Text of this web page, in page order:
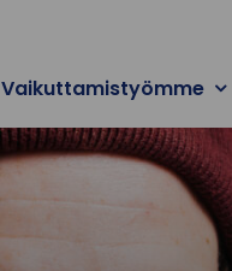
Vaikuttamistyömme